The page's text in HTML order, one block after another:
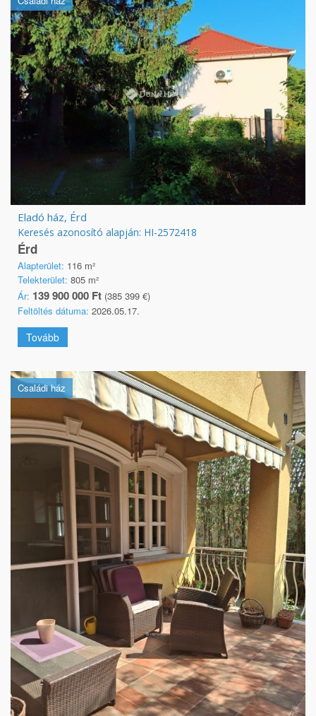
Eladó ház, Érd
Keresés azonosító alapján: HI-2572418
Érd
Alapterület: 116 m²
Telekterület: 805 m²
Ár: 139 900 000 Ft (385 399 €)
Feltöltés dátuma: 2026.05.17.
Tovább
Családi ház